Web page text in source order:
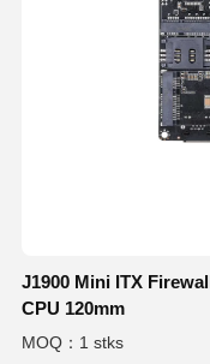
J1900 Mini ITX
CPU 120mm
MOQ：1 stks